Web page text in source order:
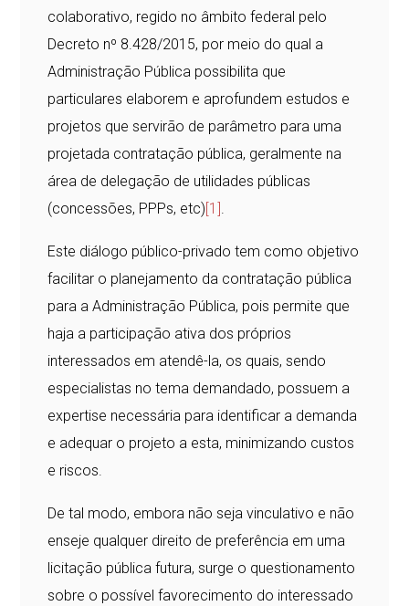
colaborativo, regido no âmbito federal pelo
Decreto nº 8.428/2015, por meio do qual a
Administração Pública possibilita que
particulares elaborem e aprofundem estudos e
projetos que servirão de parâmetro para uma
projetada contratação pública, geralmente na
área de delegação de utilidades públicas
(concessões, PPPs, etc) [1] .
Este diálogo público-privado tem como objetivo
facilitar o planejamento da contratação pública
para a Administração Pública, pois permite que
haja a participação ativa dos próprios
interessados em atendê-la, os quais, sendo
especialistas no tema demandado, possuem a
expertise necessária para identificar a demanda
e adequar o projeto a esta, minimizando custos
e riscos.
De tal modo, embora não seja vinculativo e não
enseje qualquer direito de preferência em uma
licitação pública futura, surge o questionamento
sobre o possível favorecimento do interessado